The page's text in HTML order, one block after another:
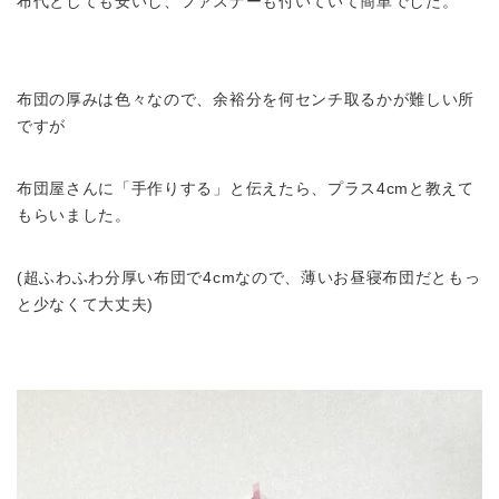
布団の厚みは色々なので、余裕分を何センチ取るかが難しい所
ですが
布団屋さんに「手作りする」と伝えたら、プラス4cmと教えて
もらいました。
(超ふわふわ分厚い布団で4cmなので、薄いお昼寝布団だともっ
と少なくて大丈夫)